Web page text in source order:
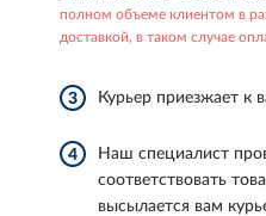
полном объеме клиентом в
доставкой, в таком случае
3 Курьер приезжает к
4
Наш специалист
соответствовать
высылается вам